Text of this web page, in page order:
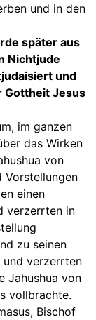
und in den
später aus
Nichtjude
und
Gottheit Jesus
im ganzen
das Wirken
von
Vorstellungen
einen
verzerrten in
zu seinen
und verzerrten
Jahushua von
vollbrachte.
Bischof